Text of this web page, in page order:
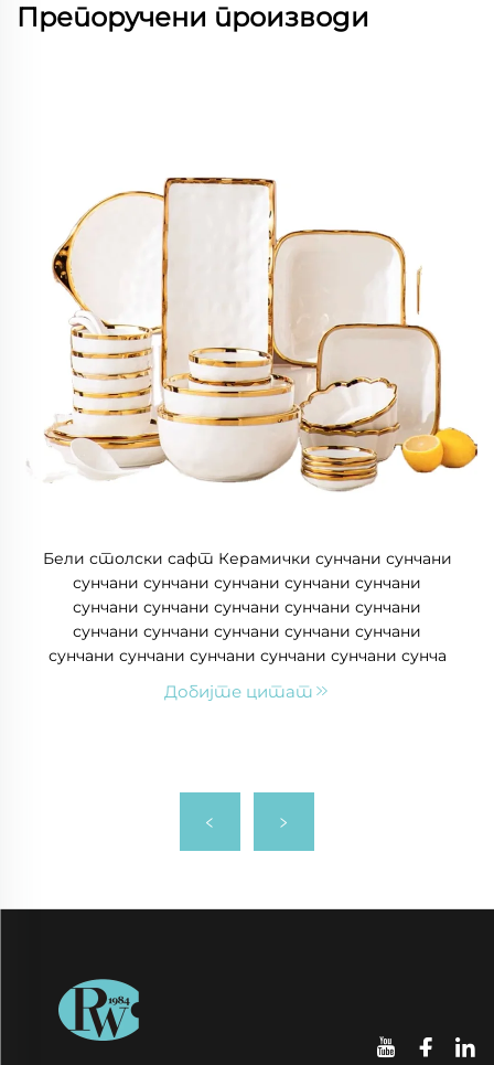
Препоручени производи
Бели столски сафт Керамички сунчани сунчани
сунчани сунчани сунчани сунчани сунчани
сунчани сунчани сунчани сунчани сунчани
сунчани сунчани сунчани сунчани сунчани
сунчани сунчани сунчани сунчани сунчани сунча
Добијте цитат